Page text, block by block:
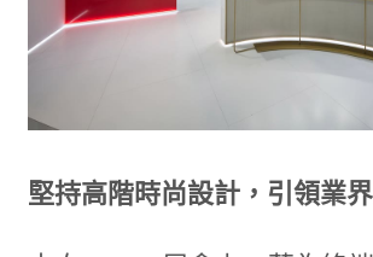
堅持高階時尚設計，引領業